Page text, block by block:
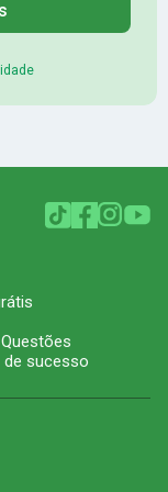
sucesso